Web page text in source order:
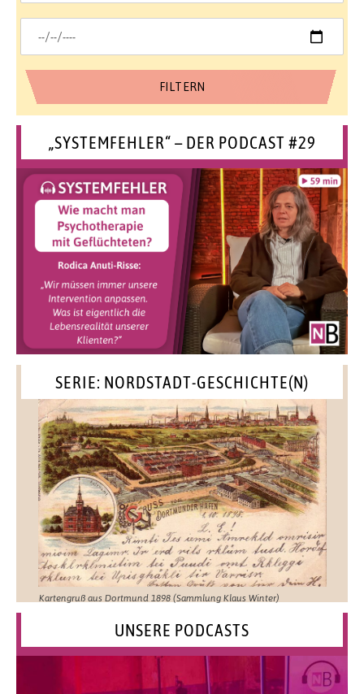
„SYSTEMFEHLER“ – DER PODCAST #29
SERIE: NORDSTADT-GESCHICHTE(N)
Kartengruß aus Dortmund 1898 (Sammlung Klaus Winter)
UNSERE PODCASTS